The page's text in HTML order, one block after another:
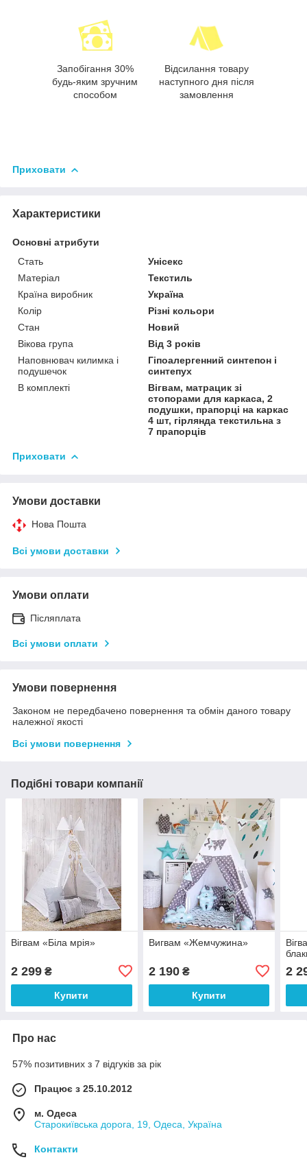
Запобігання 30%
будь-яким зручним
способом
Відсилання товару
наступного дня після
замовлення
Приховати
Характеристики
Основні атрибути
Стать
Унісекс
Матеріал
Текстиль
Країна виробник
Україна
Колір
Різні кольори
Стан
Новий
Вікова група
Від 3 років
Наповнювач килимка і
подушечок
Гіпоалергенний синтепон і
синтепух
В комплекті
Вігвам, матрацик зі
стопорами для каркаса, 2
подушки, прапорці на каркас
4 шт, гірлянда текстильна з
7 прапорців
Приховати
Умови доставки
Нова Пошта
Всі умови доставки
Умови оплати
Післяплата
Всі умови оплати
Умови повернення
Законом не передбачено повернення та обмін даного товару
належної якості
Всі умови повернення
Подібні товари компанії
Вігвам «Біла мрія»
2 299 ₴
Купити
Вигвам «Жемчужина»
2 190₴
Купити
2
Про нас
57% позитивних з 7 відгуків за рік
Працює з 25.10.2012
м. Одеса
Старокиївська дорога, 19, Одеса, Україна
Контакти